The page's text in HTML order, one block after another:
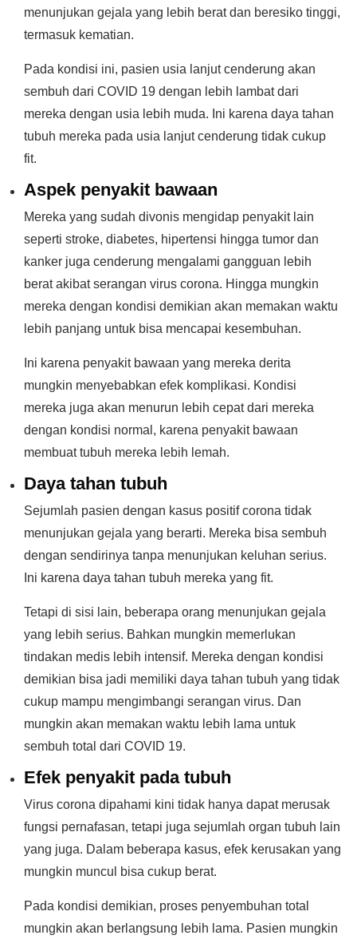
menunjukan gejala yang lebih berat dan beresiko tinggi,
termasuk kematian.
Pada kondisi ini, pasien usia lanjut cenderung akan
sembuh dari COVID 19 dengan lebih lambat dari
mereka dengan usia lebih muda. Ini karena daya tahan
tubuh mereka pada usia lanjut cenderung tidak cukup
fit.
Aspek penyakit bawaan
Mereka yang sudah divonis mengidap penyakit lain
seperti stroke, diabetes, hipertensi hingga tumor dan
kanker juga cenderung mengalami gangguan lebih
berat akibat serangan virus corona. Hingga mungkin
mereka dengan kondisi demikian akan memakan waktu
lebih panjang untuk bisa mencapai kesembuhan.
Ini karena penyakit bawaan yang mereka derita
mungkin menyebabkan efek komplikasi. Kondisi
mereka juga akan menurun lebih cepat dari mereka
dengan kondisi normal, karena penyakit bawaan
membuat tubuh mereka lebih lemah.
Daya tahan tubuh
Sejumlah pasien dengan kasus positif corona tidak
menunjukan gejala yang berarti. Mereka bisa sembuh
dengan sendirinya tanpa menunjukan keluhan serius.
Ini karena daya tahan tubuh mereka yang fit.
Tetapi di sisi lain, beberapa orang menunjukan gejala
yang lebih serius. Bahkan mungkin memerlukan
tindakan medis lebih intensif. Mereka dengan kondisi
demikian bisa jadi memiliki daya tahan tubuh yang tidak
cukup mampu mengimbangi serangan virus. Dan
mungkin akan memakan waktu lebih lama untuk
sembuh total dari COVID 19.
Efek penyakit pada tubuh
Virus corona dipahami kini tidak hanya dapat merusak
fungsi pernafasan, tetapi juga sejumlah organ tubuh lain
yang juga. Dalam beberapa kasus, efek kerusakan yang
mungkin muncul bisa cukup berat.
Pada kondisi demikian, proses penyembuhan total
mungkin akan berlangsung lebih lama. Pasien mungkin